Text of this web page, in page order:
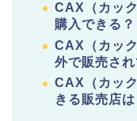
CAX（カッ
購入できる？
CAX（カッ
外で販売され
CAX（カッ
きる販売店は